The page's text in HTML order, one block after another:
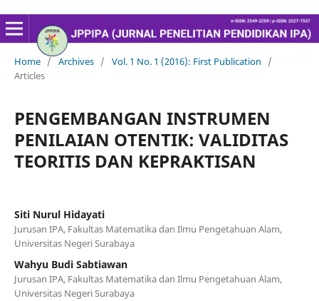
Home / Archives / Vol. 1 No. 1 (2016): First Publication
/
Articles
PENGEMBANGAN INSTRUMEN
PENILAIAN OTENTIK: VALIDITAS
TEORITIS DAN KEPRAKTISAN
Siti Nurul Hidayati
Jurusan IPA, Fakultas Matematika dan Ilmu Pengetahuan Alam,
Universitas Negeri Surabaya
Wahyu Budi Sabtiawan
Jurusan IPA, Fakultas Matematika dan Ilmu Pengetahuan Alam,
Universitas Negeri Surabaya